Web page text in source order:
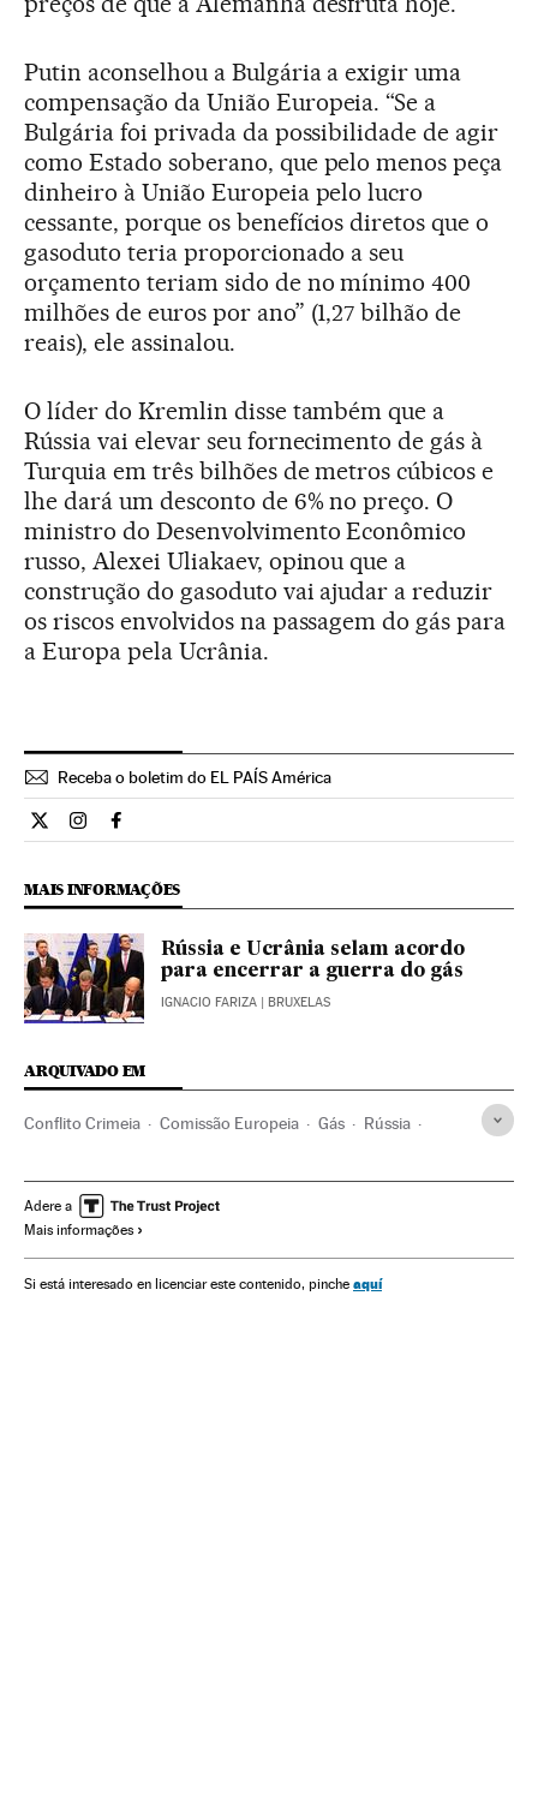
Putin aconselhou a Bulgária a exigir uma
compensação da União Europeia. “Se a
Bulgária foi privada da possibilidade de agir
como Estado soberano, que pelo menos peça
dinheiro à União Europeia pelo lucro
cessante, porque os benefícios diretos que o
gasoduto teria proporcionado a seu
orçamento teriam sido de no mínimo 400
milhões de euros por ano” (1,27 bilhão de
reais), ele assinalou.
O líder do Kremlin disse também que a
Rússia vai elevar seu fornecimento de gás à
Turquia em três bilhões de metros cúbicos e
lhe dará um desconto de 6% no preço. O
ministro do Desenvolvimento Econômico
russo, Alexei Uliakaev, opinou que a
construção do gasoduto vai ajudar a reduzir
os riscos envolvidos na passagem do gás para
a Europa pela Ucrânia.
Receba o boletim do EL PAÍS América
Internacional El País Brasil en Twitter
Internacional El País Brasil en Instagram
Internacional El País Brasil en Facebook
MAIS INFORMAÇÕES
Rússia e Ucrânia selam acordo
para encerrar a guerra do gás
IGNACIO FARIZA | BRUXELAS
ARQUIVADO EM
Conflito Crimeia Comissão Europeia Gás Rússia
Combustíveis fósseis União Europeia
Organizações internacionais
Energia não renovável Relações exteriores
Adere a
Mais informações
Si está interesado en licenciar este contenido, pinche aquí